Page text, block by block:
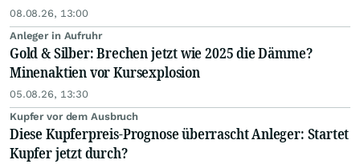
08.08.26, 13:00
Anleger in Aufruhr
Gold & Silber: Brechen jetzt wie 2025 die Dämme?
Minenaktien vor Kursexplosion
05.08.26, 13:30
Kupfer vor dem Ausbruch
Diese Kupferpreis-Prognose überrascht Anleger: Startet
Kupfer jetzt durch?